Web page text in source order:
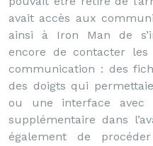
avait accès aux
ainsi à Iron Man de
encore de contacter
communication : des
des doigts qui
ou une interface
supplémentaire dans
également de